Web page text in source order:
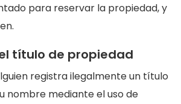
para reservar la propiedad, y
título de propiedad
registra ilegalmente un título
nombre mediante el uso de